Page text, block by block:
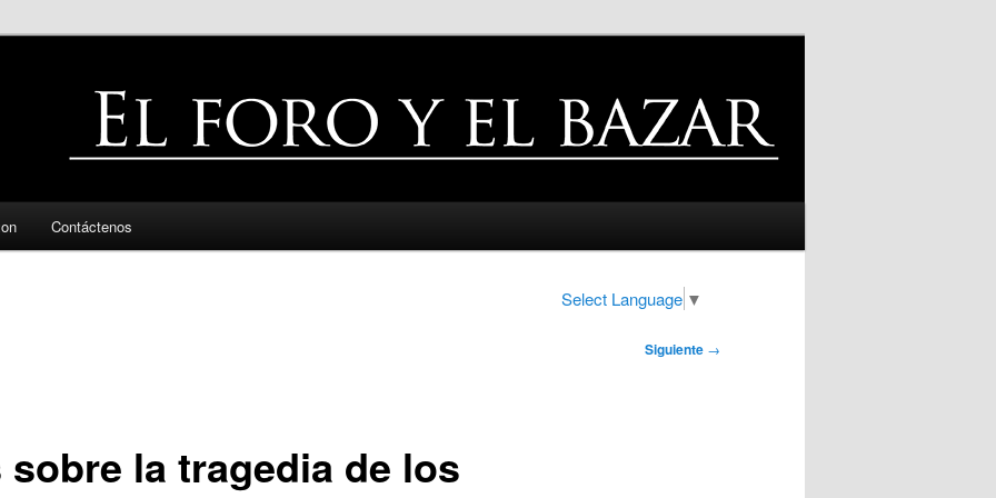
Contáctenos
Select Language ▼
Siguiente →
sobre la tragedia de los